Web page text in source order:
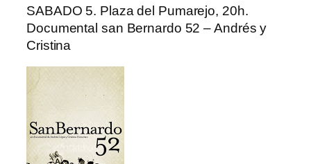
SABADO 5. Plaza del Pumarejo, 20h.
Documental san Bernardo 52 – Andrés y
Cristina